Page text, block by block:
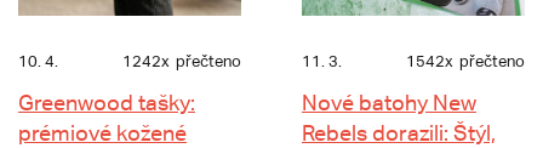
10. 4. 1242x přečteno
Greenwood tašky:
prémiové kožené
11. 3. 1542x přečteno
Nové batohy New
Rebels dorazili: Štýl,